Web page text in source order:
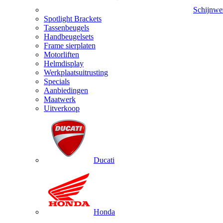
Spotlight Brackets
Tassenbeugels
Handbeugelsets
Frame sierplaten
Motorliften
Helmdisplay
Werkplaatsuitrusting
Specials
Aanbiedingen
Maatwerk
Uitverkoop
Ducati
Honda